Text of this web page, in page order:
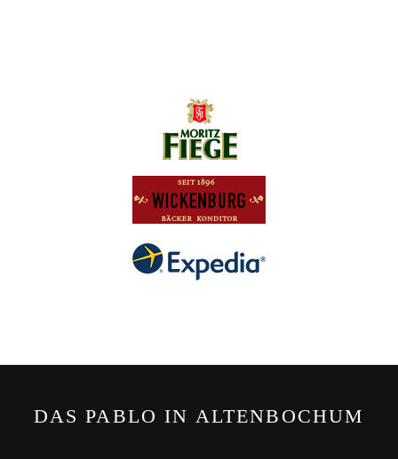
DAS PABLO IN ALTENBOCHUM